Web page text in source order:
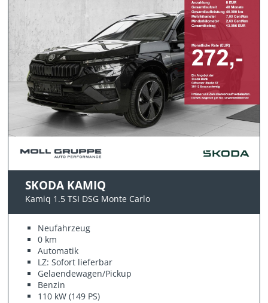
SKODA KAMIQ
Kamiq 1.5 TSI DSG Monte Carlo
Neufahrzeug
0 km
Automatik
LZ: Sofort lieferbar
Gelaendewagen/Pickup
Benzin
110 kW (149 PS)